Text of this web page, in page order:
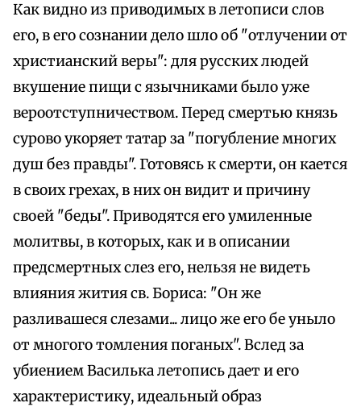
Как видно из приводимых в летописи слов
его, в его сознании дело шло об "отлучении от
христианский веры": для русских людей
вкушение пищи с язычниками было уже
вероотступничеством. Перед смертью князь
сурово укоряет татар за "погубление многих
душ без правды". Готовясь к смерти, он кается
в своих грехах, в них он видит и причину
своей "беды". Приводятся его умиленные
молитвы, в которых, как и в описании
предсмертных слез его, нельзя не видеть
влияния жития св. Бориса: "Он же
разливашеся слезами... лицо же его бе уныло
от многого томления поганых". Вслед за
убиением Василька летопись дает и его
характеристику, идеальный образ